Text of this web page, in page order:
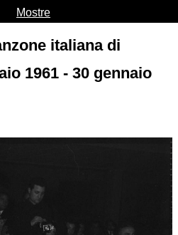
Mostre
italiana di
1961 - 30 gennaio